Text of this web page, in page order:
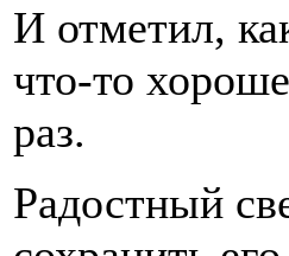
И отметил,
что-то
раз.
Радостный